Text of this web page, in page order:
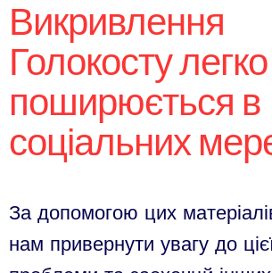
Викривлення
Голокосту легко
поширюється в
соціальних
За допомогою цих
нам привернути увагу до